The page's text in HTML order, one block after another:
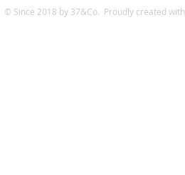
© Since 2018 by 37&Co. Proudly created with